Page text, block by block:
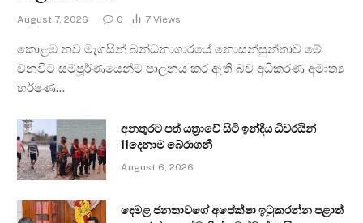
August 7, 2026 0 7 Views
කොළඹ නව මැගසින් බන්ධනාගාරයේ නොසන්සුන්තාව මේ
වනවිට සම්පූර්ණයෙන්ම පාලනය කර ඇති බව අධිකරණ අමාත්‍ය
හර්ෂණ…
අනතුරට පත් යත්‍රාවේ සිටි ඉන්දීය ධීවරයින්
11දෙනාම බේරාගනී
August 6, 2026
දෙමළ ජනතාවගේ අපේක්ෂා ඉටුකරන්න පළාත්